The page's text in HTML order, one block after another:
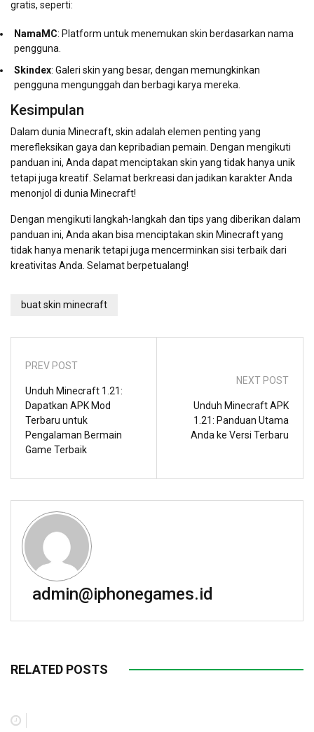
gratis, seperti:
NamaMC: Platform untuk menemukan skin berdasarkan nama
pengguna.
Skindex: Galeri skin yang besar, dengan memungkinkan
pengguna mengunggah dan berbagi karya mereka.
Kesimpulan
Dalam dunia Minecraft, skin adalah elemen penting yang
merefleksikan gaya dan kepribadian pemain. Dengan mengikuti
panduan ini, Anda dapat menciptakan skin yang tidak hanya unik
tetapi juga kreatif. Selamat berkreasi dan jadikan karakter Anda
menonjol di dunia Minecraft!
Dengan mengikuti langkah-langkah dan tips yang diberikan dalam
panduan ini, Anda akan bisa menciptakan skin Minecraft yang
tidak hanya menarik tetapi juga mencerminkan sisi terbaik dari
kreativitas Anda. Selamat berpetualang!
buat skin minecraft
PREV POST
Unduh Minecraft 1.21:
Dapatkan APK Mod
Terbaru untuk
Pengalaman Bermain
Game Terbaik
NEXT POST
Unduh Minecraft APK
1.21: Panduan Utama
Anda ke Versi Terbaru
admin@iphonegames.id
RELATED POSTS